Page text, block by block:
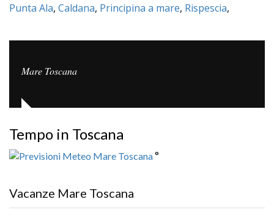
Punta Ala, Caldana, Principina a mare, Rispescia,
Mare Toscana
Tempo in Toscana
°
Vacanze Mare Toscana